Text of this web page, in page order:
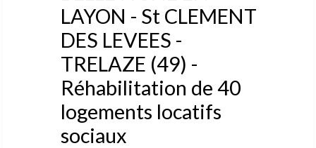
LAYON - St CLEMENT
DES LEVEES -
TRELAZE (49) -
Réhabilitation de 40
logements locatifs
sociaux